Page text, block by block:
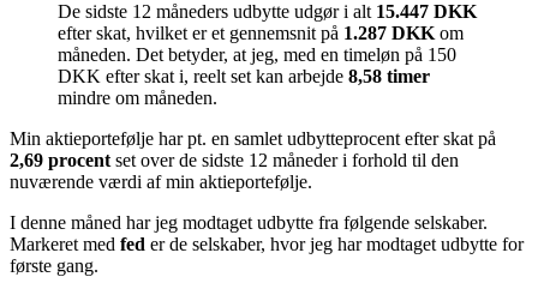
De sidste 12 måneders udbytte udgør i alt 15.447 DKK
efter skat, hvilket er et gennemsnit på 1.287 DKK om
måneden. Det betyder, at jeg, med en timeløn på 150
DKK efter skat i, reelt set kan arbejde 8,58 timer
mindre om måneden.
Min aktieportefølje har pt. en samlet udbytteprocent efter skat på
2,69 procent set over de sidste 12 måneder i forhold til den
nuværende værdi af min aktieportefølje.
I denne måned har jeg modtaget udbytte fra følgende selskaber.
Markeret med fed er de selskaber, hvor jeg har modtaget udbytte for
første gang.